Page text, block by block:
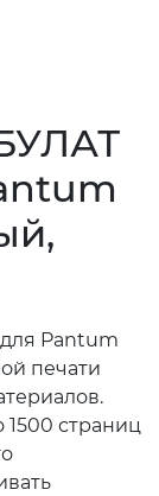
Pantum
печати
страниц